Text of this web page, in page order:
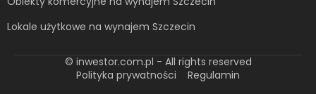
Lokale użytkowe na wynajem Szczecin
© inwestor.com.pl - All rights reserved
Polityka prywatności
Regulamin